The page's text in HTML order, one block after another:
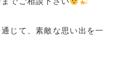
じて、素敵な思い出を一